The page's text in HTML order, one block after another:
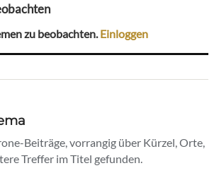
zu beobachten.Einloggen
Beiträge, vorrangig über Kürzel, Orte,
Treffer im Titel gefunden.